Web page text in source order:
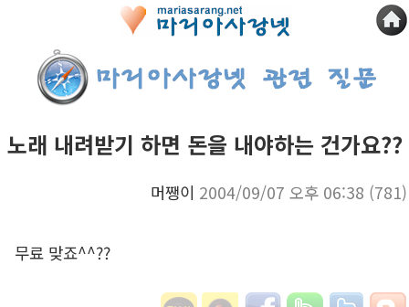
노래 내려받기 하면 돈을 내야하는 건가요??
머쨍이 2004/09/07 오후 06:38 (781)
무료 맞죠^^??